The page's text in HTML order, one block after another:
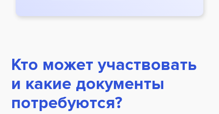
Кто может участвовать
и какие документы
потребуются?